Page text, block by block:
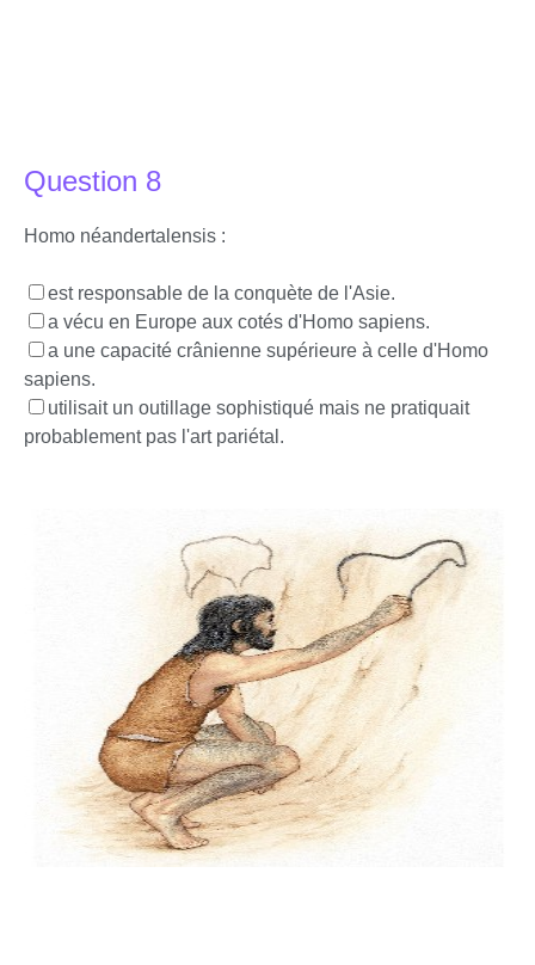
Question 8
Homo néandertalensis :
est responsable de la conquète de l'Asie.
a vécu en Europe aux cotés d'Homo sapiens.
a une capacité crânienne supérieure à celle d'Homo
sapiens.
utilisait un outillage sophistiqué mais ne pratiquait
probablement pas l'art pariétal.